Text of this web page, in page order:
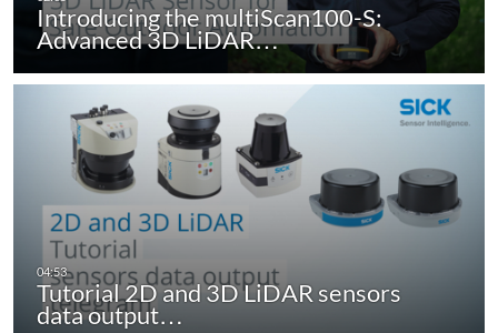
Introducing the multiScan100-S:
Advanced 3D LiDAR…
Tutorial 2D and 3D LiDAR sensors
data output…